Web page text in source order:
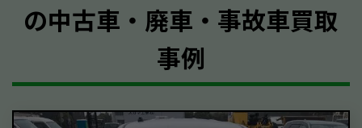
の中古車・廃車・事故車買取
事例